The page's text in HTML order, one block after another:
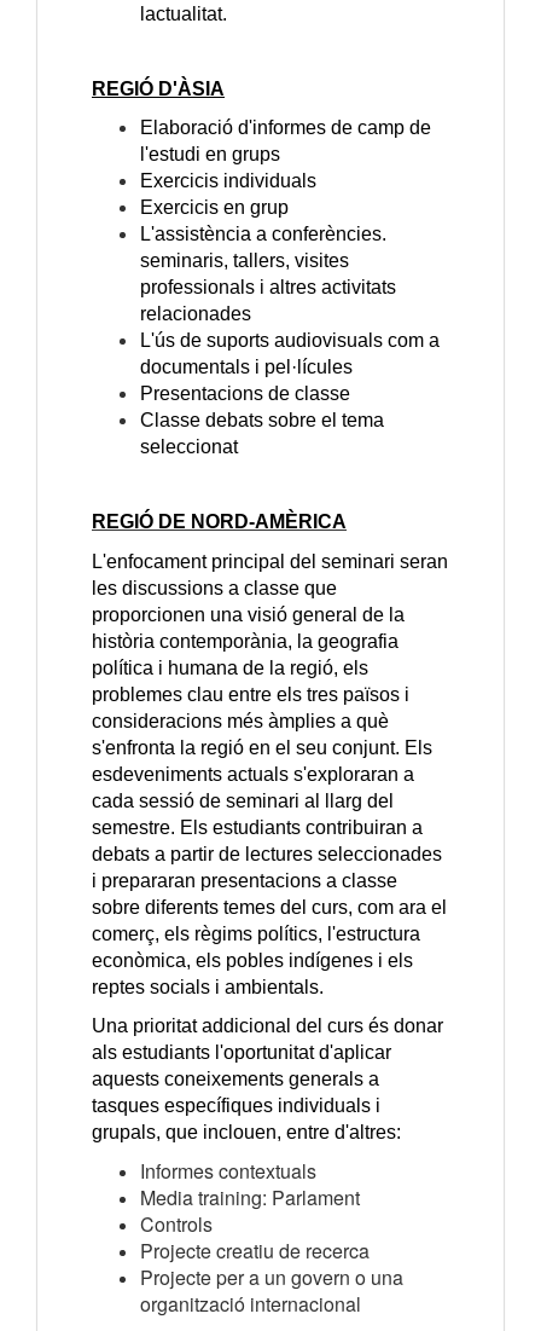
lactualitat.
REGIÓ D'ÀSIA
Elaboració d'informes de camp de
l'estudi en grups
Exercicis individuals
Exercicis en grup
L'assistència a conferències.
seminaris, tallers, visites
professionals i altres activitats
relacionades
L'ús de suports audiovisuals com a
documentals i pel·lícules
Presentacions de classe
Classe debats sobre el tema
seleccionat
REGIÓ DE NORD-AMÈRICA
L'enfocament principal del seminari seran
les discussions a classe que
proporcionen una visió general de la
història contemporània, la geografia
política i humana de la regió, els
problemes clau entre els tres països i
consideracions més àmplies a què
s'enfronta la regió en el seu conjunt. Els
esdeveniments actuals s'exploraran a
cada sessió de seminari al llarg del
semestre. Els estudiants contribuiran a
debats a partir de lectures seleccionades
i prepararan presentacions a classe
sobre diferents temes del curs, com ara el
comerç, els règims polítics, l'estructura
econòmica, els pobles indígenes i els
reptes socials i ambientals.
Una prioritat addicional del curs és donar
als estudiants l'oportunitat d'aplicar
aquests coneixements generals a
tasques específiques individuals i
grupals, que inclouen, entre d'altres:
Informes contextuals
Media training: Parlament
Controls
Projecte creatiu de recerca
Projecte per a un govern o una
organització internacional